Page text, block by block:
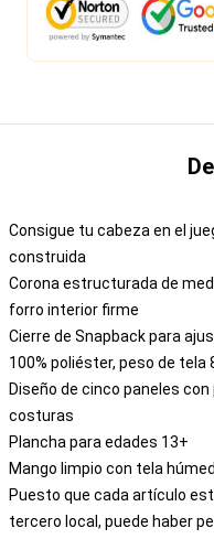
Consigue tu cabeza en el
construida
Corona estructurada de
forro interior firme
Cierre de Snapback para
100% poliéster, peso de tela
Diseño de cinco paneles
costuras
Plancha para edades 13+
Mango limpio con tela
Puesto que cada artículo
tercero local, puede haber